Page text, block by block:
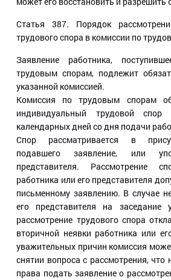
Статья 387. Порядок
трудового спора в комиссии по
Заявление работника,
трудовым спорам, подлежит
указанной комиссией.
Комиссия по трудовым спорам
индивидуальный трудовой
календарных дней со дня подачи
Спор рассматривается в
подавшего заявление, или
представителя. Рассмотрение
работника или его представителя
письменному заявлению. В случае
его представителя на заседание
рассмотрение трудового спора
вторичной неявки работника или
уважительных причин комиссия
снятии вопроса с рассмотрения, что
права подать заявление о